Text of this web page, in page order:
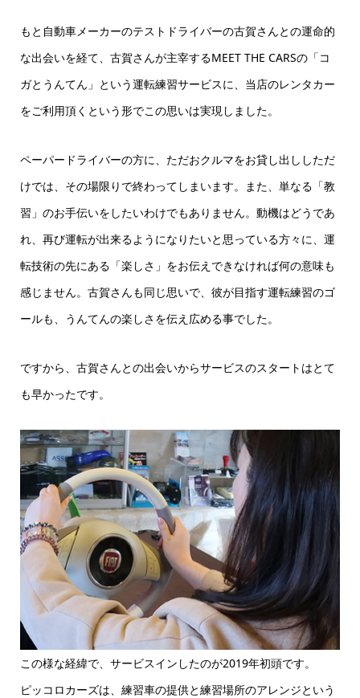
もと自動車メーカーのテストドライバーの古賀さんとの運命的
な出会いを経て、古賀さんが主宰するMEET THE CARSの「コ
ガとうんてん」という運転練習サービスに、当店のレンタカー
をご利用頂くという形でこの思いは実現しました。
ペーパードライバーの方に、ただおクルマをお貸し出ししただ
けでは、その場限りで終わってしまいます。また、単なる「教
習」のお手伝いをしたいわけでもありません。動機はどうであ
れ、再び運転が出来るようになりたいと思っている方々に、運
転技術の先にある「楽しさ」をお伝えできなければ何の意味も
感じません。古賀さんも同じ思いで、彼が目指す運転練習のゴ
ールも、うんてんの楽しさを伝え広める事でした。
ですから、古賀さんとの出会いからサービスのスタートはとて
も早かったです。
この様な経緯で、サービスインしたのが2019年初頭です。
ピッコロカーズは、練習車の提供と練習場所のアレンジという